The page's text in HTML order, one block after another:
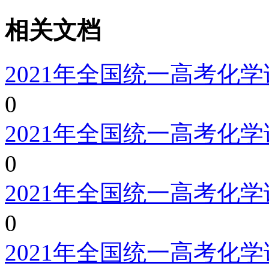
相关文档
2021年全国统一高考化
0
2021年全国统一高考化
0
2021年全国统一高考化
0
2021年全国统一高考化